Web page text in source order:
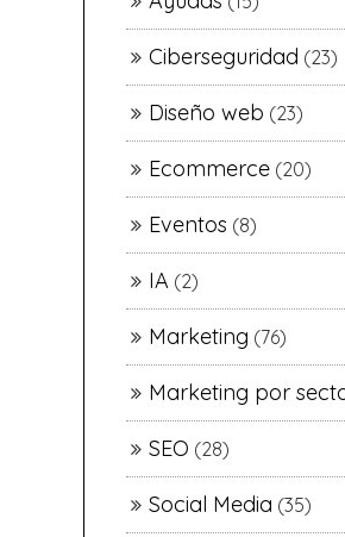
Ciberseguridad (23)
Diseño web (23)
Ecommerce (20)
Eventos (8)
IA (2)
Marketing (76)
Marketing por
SEO (28)
Social Media (35)